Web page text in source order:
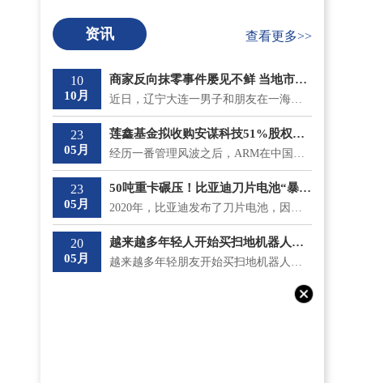
资讯 查看更多>>
10
10月
商家反向抹零事件屡见不鲜 当地市监局最新回应将“零容忍”态度打击
近日，辽宁大连一男子和朋友在一海鲜大排档吃饭，总共消费了930 9元，收款时却被反向抹零收取了931元。...
23
05月
莲鑫基金拟收购安谋科技51%股权？安鑫集团回应
经历一番管理风波之后，ARM在中国的分支安谋中国逐渐安稳下来，但是5月18日，神秘冒出的莲鑫集团公告称...
23
05月
50吨重卡碾压！比亚迪刀片电池“暴力”性能“测试”成功
2020年，比亚迪发布了刀片电池，因其成功通过了国内最严苛的针刺测试不起火，一时间名声大噪;而且在安全...
20
05月
越来越多年轻人开始买扫地机器人了 涨价和买贵意味着什么？
越来越多年轻朋友开始买扫地机器人了，不仅如此，他们还专挑贵的买。在《一点财经》的调研中，有不少90...